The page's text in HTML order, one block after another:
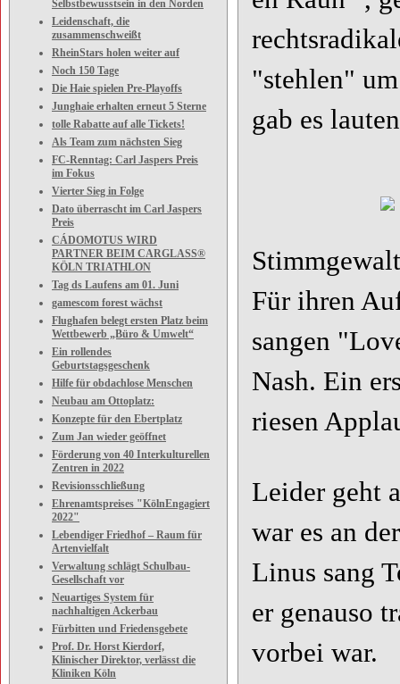
Selbstbewusstsein in den Norden
Leidenschaft, die
zusammenschweißt
RheinStars holen weiter auf
Noch 150 Tage
Die Haie spielen Pre-Playoffs
Junghaie erhalten erneut 5 Sterne
tolle Rabatte auf alle Tickets!
Als Team zum nächsten Sieg
FC-Renntag: Carl Jaspers Preis
im Fokus
Vierter Sieg in Folge
Dato überrascht im Carl Jaspers
Preis
CÁDOMOTUS WIRD
PARTNER BEIM CARGLASS®
KÖLN TRIATHLON
Tag ds Laufens am 01. Juni
gamescom forest wächst
Flughafen belegt ersten Platz beim
Wettbewerb „Büro & Umwelt“
Ein rollendes
Geburtstagsgeschenk
Hilfe für obdachlose Menschen
Neubau am Ottoplatz:
Konzepte für den Ebertplatz
Zum Jan wieder geöffnet
Förderung von 40 Interkulturellen
Zentren in 2022
Revisionsschließung
Ehrenamtspreises "KölnEngagiert
2022"
Lebendiger Friedhof – Raum für
Artenvielfalt
Verwaltung schlägt Schulbau-
Gesellschaft vor
Neuartiges System für
nachhaltigen Ackerbau
Fürbitten und Friedensgebete
Prof. Dr. Horst Kierdorf,
Klinischer Direktor, verlässt die
Kliniken Köln
"stehlen"
gab es
Für ihren
sangen
Nash. Ein
riesen
Leider geht
war es an
Linus sang
er genauso
vorbei war.